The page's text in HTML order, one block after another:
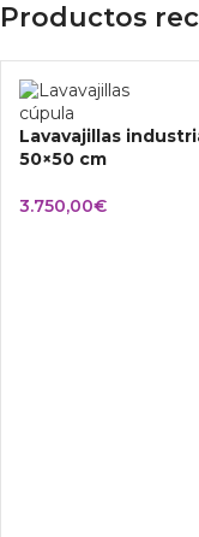
Productos
Lavavajillas
50×50 cm
3.750,00€